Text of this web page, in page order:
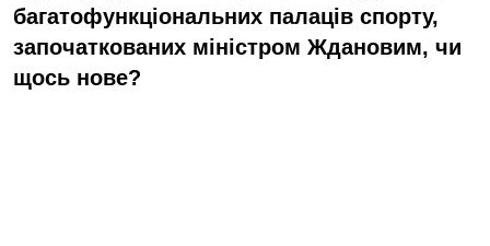
багатофункціональних палаців спорту,
започаткованих міністром Ждановим, чи
щось нове?